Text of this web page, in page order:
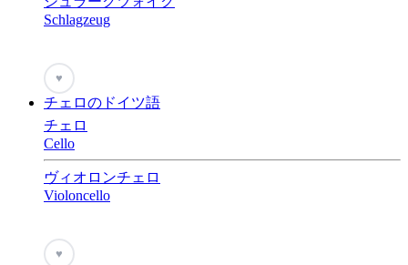
Schlagzeug
♥
チェロのドイツ語
チェロ
Cello
ヴィオロンチェロ
Violoncello
♥